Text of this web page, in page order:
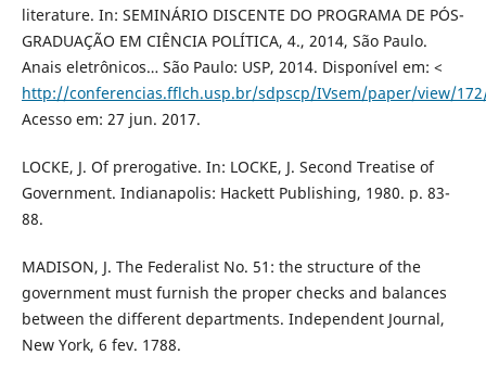
literature. In: SEMINÁRIO DISCENTE DO PROGRAMA DE PÓS-
GRADUAÇÃO EM CIÊNCIA POLÍTICA, 4., 2014, São Paulo.
Anais eletrônicos… São Paulo: USP, 2014. Disponível em: <
http://conferencias.fflch.usp.br/sdpscp/IVsem/paper/view/
Acesso em: 27 jun. 2017.
LOCKE, J. Of prerogative. In: LOCKE, J. Second Treatise of
Government. Indianapolis: Hackett Publishing, 1980. p. 83-
88.
MADISON, J. The Federalist No. 51: the structure of the
government must furnish the proper checks and balances
between the different departments. Independent Journal,
New York, 6 fev. 1788.